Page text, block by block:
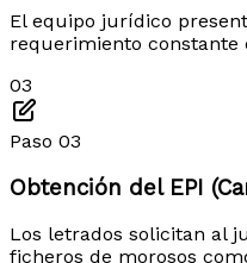
El equipo jurídico
requerimiento constante
03
Paso 03
Obtención del EPI
Los letrados solicitan al
ficheros de morosos